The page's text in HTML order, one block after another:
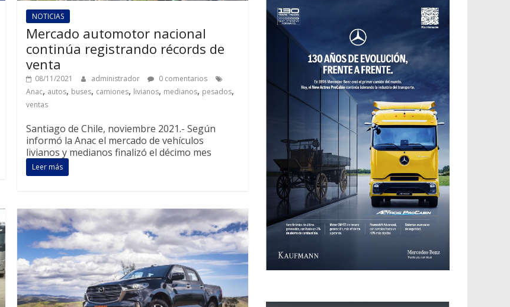
NOTICIAS
Mercado automotor nacional
continúa registrando récords de
venta
08/11/2021 administrador
0 comentarios
Anac, autos, buses, camiones, livianos, medianos, pesados,
ventas
Santiago de Chile, noviembre 2021.- Según
informó la Anac el mercado de vehículos
livianos y medianos finalizó el décimo mes
Leer más